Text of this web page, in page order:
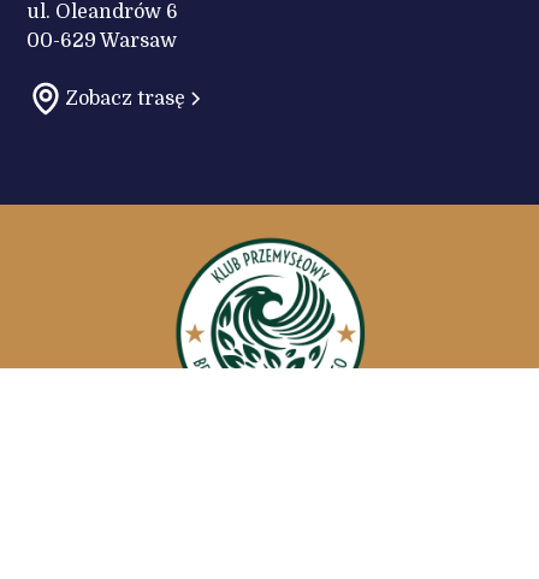
ul. Oleandrów 6
00-629 Warsaw
Zobacz trasę